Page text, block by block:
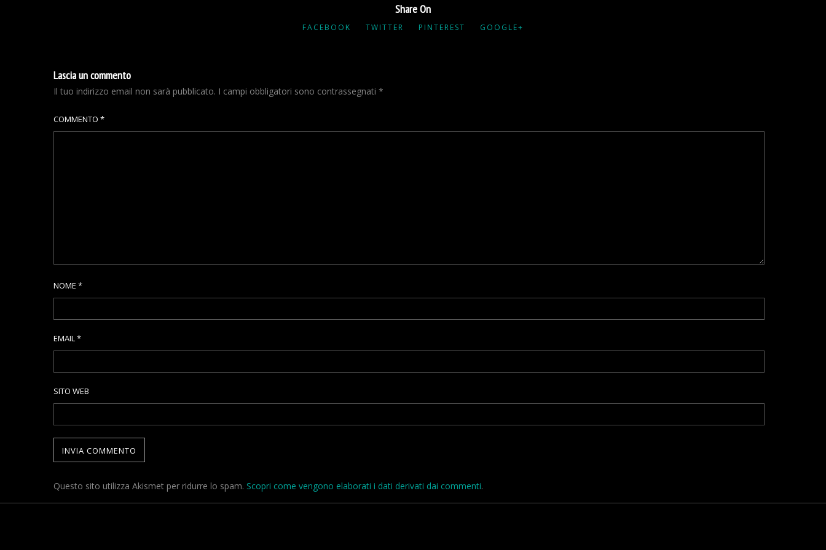
Share On
FACEBOOK TWITTER PINTEREST GOOGLE+
Lascia un commento
Il tuo indirizzo email non sarà pubblicato. I campi obbligatori sono contrassegnati *
COMMENTO *
NOME *
EMAIL*
SITO WEB
Questo sito utilizza Akismet per ridurre lo spam. Scopri come vengono elaborati i dati derivati dai commenti.